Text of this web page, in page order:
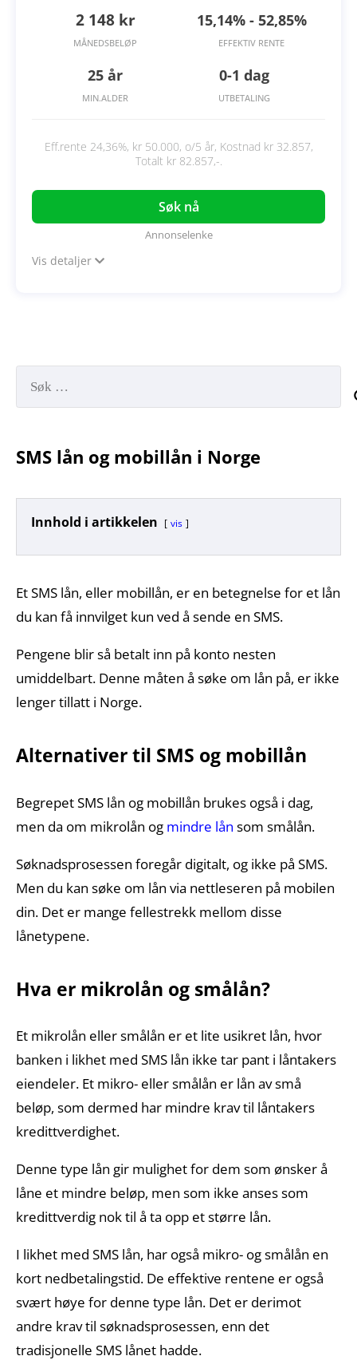
2 148 kr
MÅNEDSBELØP
15,14% - 52,85%
EFFEKTIV RENTE
25 år
MIN.ALDER
0-1 dag
UTBETALING
Eff.rente 24,36%, kr 50.000, o/5 år, Kostnad kr 32.857,
Totalt kr 82.857,-.
Søk nå
Annonselenke
Vis detaljer
SMS lån og mobillån i Norge
Innhold i artikkelen vis
Et SMS lån, eller mobillån, er en betegnelse for et lån
du kan få innvilget kun ved å sende en SMS.
Pengene blir så betalt inn på konto nesten
umiddelbart. Denne måten å søke om lån på, er ikke
lenger tillatt i Norge.
Alternativer til SMS og mobillån
Begrepet SMS lån og mobillån brukes også i dag,
men da om mikrolån og mindre lån som smålån.
Søknadsprosessen foregår digitalt, og ikke på SMS.
Men du kan søke om lån via nettleseren på mobilen
din. Det er mange fellestrekk mellom disse
lånetypene.
Hva er mikrolån og smålån?
Et mikrolån eller smålån er et lite usikret lån, hvor
banken i likhet med SMS lån ikke tar pant i låntakers
eiendeler. Et mikro- eller smålån er lån av små
beløp, som dermed har mindre krav til låntakers
kredittverdighet.
Denne type lån gir mulighet for dem som ønsker å
låne et mindre beløp, men som ikke anses som
kredittverdig nok til å ta opp et større lån.
I likhet med SMS lån, har også mikro- og smålån en
kort nedbetalingstid. De effektive rentene er også
svært høye for denne type lån. Det er derimot
andre krav til søknadsprosessen, enn det
tradisjonelle SMS lånet hadde.